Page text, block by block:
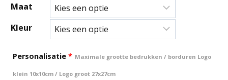
Maat
Kleur
Personalisatie * Maximale grootte bedrukken / borduren Logo
klein 10x10cm / Logo groot 27x27cm